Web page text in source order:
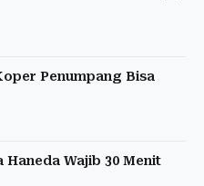
Penumpang Bisa
Wajib 30 Menit